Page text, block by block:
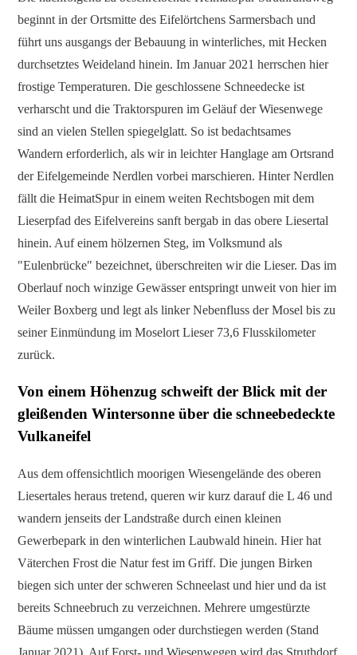
beginnt in der Ortsmitte des Eifelörtchens Sarmersbach und
führt uns ausgangs der Bebauung in winterliches, mit Hecken
durchsetztes Weideland hinein. Im Januar 2021 herrschen hier
frostige Temperaturen. Die geschlossene Schneedecke ist
verharscht und die Traktorspuren im Geläuf der Wiesenwege
sind an vielen Stellen spiegelglatt. So ist bedachtsames
Wandern erforderlich, als wir in leichter Hanglage am Ortsrand
der Eifelgemeinde Nerdlen vorbei marschieren. Hinter Nerdlen
fällt die HeimatSpur in einem weiten Rechtsbogen mit dem
Lieserpfad des Eifelvereins sanft bergab in das obere Liesertal
hinein. Auf einem hölzernen Steg, im Volksmund als
"Eulenbrücke" bezeichnet, überschreiten wir die Lieser. Das im
Oberlauf noch winzige Gewässer entspringt unweit von hier im
Weiler Boxberg und legt als linker Nebenfluss der Mosel bis zu
seiner Einmündung im Moselort Lieser 73,6 Flusskilometer
zurück.
Von einem Höhenzug schweift der Blick mit der
gleißenden Wintersonne über die schneebedeckte
Vulkaneifel
Aus dem offensichtlich moorigen Wiesengelände des oberen
Liesertales heraus tretend, queren wir kurz darauf die L 46 und
wandern jenseits der Landstraße durch einen kleinen
Gewerbepark in den winterlichen Laubwald hinein. Hier hat
Väterchen Frost die Natur fest im Griff. Die jungen Birken
biegen sich unter der schweren Schneelast und hier und da ist
bereits Schneebruch zu verzeichnen. Mehrere umgestürzte
Bäume müssen umgangen oder durchstiegen werden (Stand
Januar 2021). Auf Forst- und Wiesenwegen wird das Struthdorf